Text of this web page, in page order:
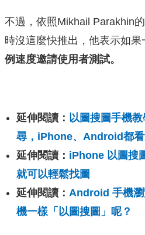
不過，依照Mikhail Parakhin
時沒這麼快推出，他表示如果
例速度邀請使用者測試。
延伸閱讀： 以圖搜圖手機
尋，iPhone、Android都
延伸閱讀： iPhone 以圖搜
就可以輕鬆找圖
延伸閱讀： Android 手機
機一樣「以圖搜圖」呢？